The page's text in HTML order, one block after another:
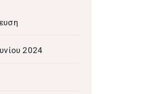
2024